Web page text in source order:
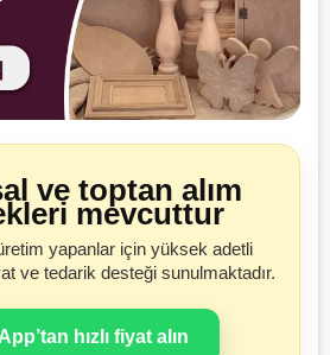
ve toptan alım
mevcuttur
yapanlar için yüksek adetli
ve tedarik desteği sunulmaktadır.
hızlı fiyat alın